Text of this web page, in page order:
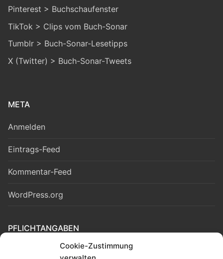
Cookie-Zustimmung
Pinterest > Buchschaufenster
TikTok > Clips vom Buch-Sonar
Tumblr > Buch-Sonar-Lesetipps
X (Twitter) > Buch-Sonar-Tweets
META
Anmelden
Eintrags-Feed
Kommentar-Feed
WordPress.org
PFLICHTANGABEN
Cookie-Richtlinie (EU)